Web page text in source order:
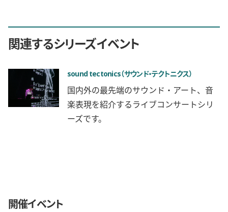
関連するシリーズイベント
sound tectonics（サウンド・テクトニクス）
国内外の最先端のサウンド・アート、音
楽表現を紹介するライブコンサートシリ
ーズです。
開催イベント